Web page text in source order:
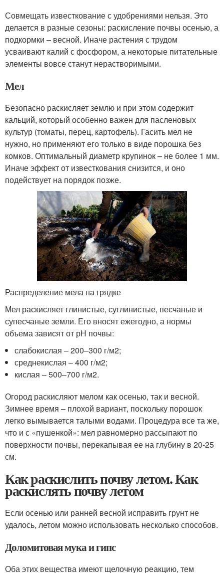
Совмещать известкование с удобрениями нельзя. Это
делается в разные сезоны: раскисление почвы осенью, а
подкормки – весной. Иначе растения с трудом
усваивают калий с фосфором, а некоторые питательные
элементы вовсе станут нерастворимыми.
Мел
Безопасно раскисляет землю и при этом содержит
кальций, который особенно важен для пасленовых
культур (томаты, перец, картофель). Гасить мел не
нужно, но применяют его только в виде порошка без
комков. Оптимальный диаметр крупинок – не более 1 мм.
Иначе эффект от известкования снизится, и оно
подействует на порядок позже.
Распределение мела на грядке
Мел раскисляет глинистые, суглинистые, песчаные и
супесчаные земли. Его вносят ежегодно, а нормы
объема зависят от рН почвы:
слабокислая – 200–300 г/м2;
среднекислая – 400 г/м2;
кислая – 500–700 г/м2.
Огород раскисляют мелом как осенью, так и весной.
Зимнее время – плохой вариант, поскольку порошок
легко вымывается талыми водами. Процедура все та же,
что и с «пушенкой»: мел равномерно рассыпают по
поверхности почвы, перекапывая ее на глубину в 20-25
см.
Как раскислить почву летом. Как
раскислять почву летом
Если осенью или ранней весной исправить грунт не
удалось, летом можно использовать несколько способов.
Доломитовая мука и гипс
Оба этих вещества имеют щелочную реакцию, тем